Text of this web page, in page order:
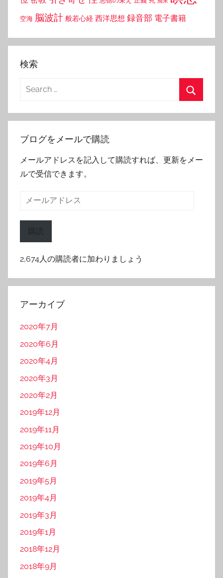
空海 脳波計 般若心経 西洋思想 録音部 電子書籍
検索
Search
ブログをメールで購読
メールアドレスを記入して購読すれば、更新をメー
ルで受信できます。
ス
購読
2,674人の購読者に加わりましょう
アーカイブ
2020年7月
2020年6月
2020年4月
2020年3月
2020年2月
2019年12月
2019年11月
2019年10月
2019年6月
2019年5月
2019年4月
2019年3月
2019年1月
2018年12月
2018年9月